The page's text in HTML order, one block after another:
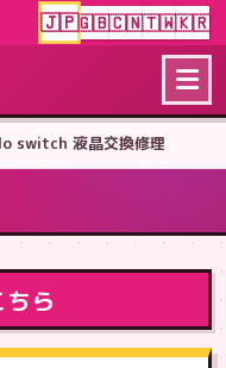
🇯🇵🇬🇧🇨🇳🇹🇼🇰🇷
switch 液晶交換修理
ら